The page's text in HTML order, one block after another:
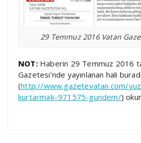
29 Temmuz 2016 Vatan
NOT:Haberin 29 Temmuz 2016
Gazetesi’nde yayınlanan hali
(http://www.gazetevatan.com/
kurtarmak–971575-gundem/)